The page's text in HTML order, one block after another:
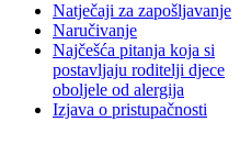
Natječaji za zapošljavanje
Naručivanje
Najčešća pitanja koja si
postavljaju roditelji djece
oboljele od alergija
Izjava o pristupačnosti